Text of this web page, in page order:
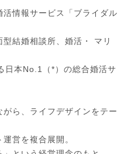
情報サービス「ブライダル
結婚相談所、婚活・ マリ
日本No.1（*）の総合婚活サ
ら、ライフデザインをテー
営を複合展開。